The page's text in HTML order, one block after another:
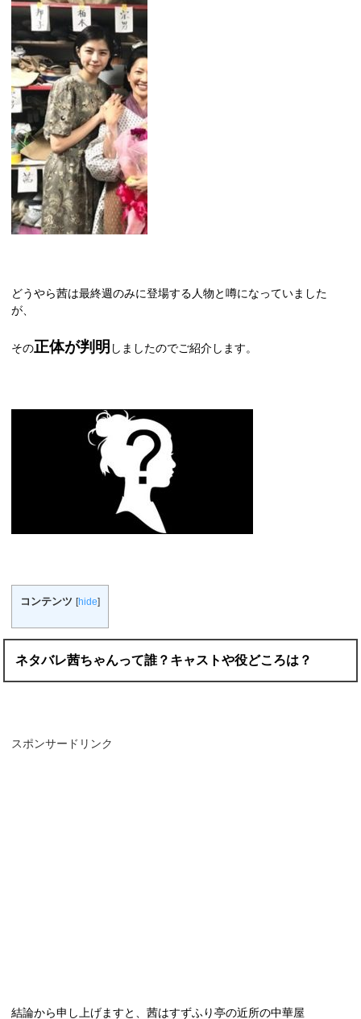
どうやら茜は最終週のみに登場する人物と噂になっていました
が、
その正体が判明 しましたのでご紹介します。
コンテンツ [hide]
ネタバレ茜ちゃんって誰？キャストや役どころは？
スポンサードリンク
結論から申し上げますと、茜はすずふり亭の近所の中華屋